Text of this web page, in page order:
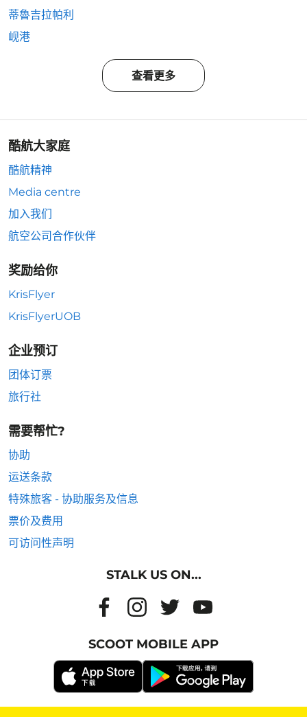
蒂魯吉拉帕利
岘港
查看更多
酷航大家庭
酷航精神
Media centre
加入我们
航空公司合作伙伴
奖励给你
KrisFlyer
KrisFlyerUOB
企业预订
团体订票
旅行社
需要帮忙?
协助
运送条款
特殊旅客 - 协助服务及信息
票价及费用
可访问性声明
STALK US ON...
SCOOT MOBILE APP